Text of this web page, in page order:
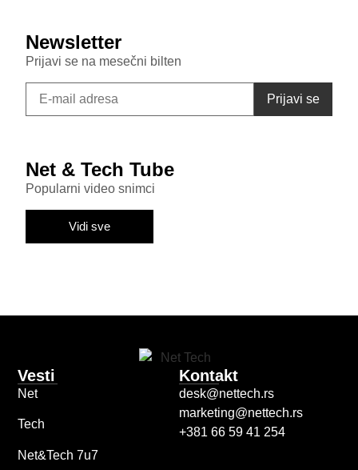
Newsletter
Prijavi se na mesečni bilten
Net & Tech Tube
Popularni video snimci
Vidi sve
Vesti
Net
Tech
Net&Tech 7u7
Kontakt
desk@nettech.rs
marketing@nettech.rs
+381 66 59 41 254